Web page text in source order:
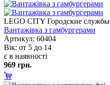
LEGO CITY Городские службы
антажівка з гамбургерами
Артикул: 60404
ік: от 5 до 14
є в наявності
969 грн.